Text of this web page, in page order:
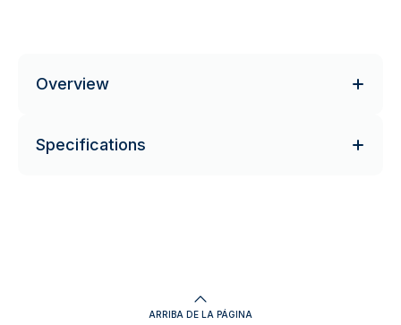
Overview
Specifications
ARRIBA DE LA PÁGINA